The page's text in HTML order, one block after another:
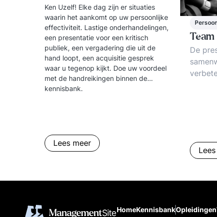
Ken Uzelf! Elke dag zijn er situaties
waarin het aankomt op uw persoonlijke
effectiviteit. Lastige onderhandelingen,
een presentatie voor een kritisch
publiek, een vergadering die uit de
hand loopt, een acquisitie gesprek
waar u tegenop kijkt. Doe uw voordeel
met de handreikingen binnen de
kennisbank.
Lees meer
De
een
HomeKennisbankOpleidingen